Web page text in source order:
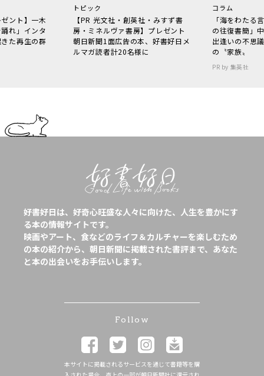
ント】一木
れ」インタ
た再生の群
トピック
【PR 光文社・創英社・みすず書
房・ミネルヴァ書房】プレゼント
朝日新聞1面広告の本、好書好日メ
ルマガ読者計20名様に
コラム
「海をわた
の往復書簡」
出逢いの不思
の〝家族〟
PR by 集英社
好書好日は、好奇心旺盛な人々に向けた、人生を豊かにす
る本の情報サイトです。
映画やアート、食などのライフ＆カルチャーを楽しむため
の本の紹介から、朝日新聞に掲載された書評まで、あなた
と本の出会いをお手伝いします。
Follow
本サイトに掲載されるサービスを通じて書籍等を購